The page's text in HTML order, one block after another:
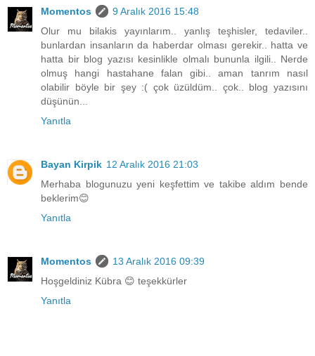
Momentos
9 Aralık 2016 15:48
Olur mu bilakis yayınlarım.. yanlış teşhisler, tedaviler..
bunlardan insanların da haberdar olması gerekir.. hatta ve
hatta bir blog yazısı kesinlikle olmalı bununla ilgili.. Nerde
olmuş hangi hastahane falan gibi.. aman tanrım nasıl
olabilir böyle bir şey :( çok üzüldüm.. çok.. blog yazısını
düşünün...
Yanıtla
Bayan Kirpik 12 Aralık 2016 21:03
Merhaba blogunuzu yeni keşfettim ve takibe aldım bende
beklerim😊
Yanıtla
Momentos
13 Aralık 2016 09:39
Hoşgeldiniz Kübra 😊 teşekkürler
Yanıtla